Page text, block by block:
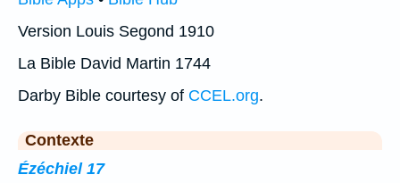
Version Louis Segond 1910
La Bible David Martin 1744
Darby Bible courtesy of CCEL.org.
Contexte
Ézéchiel 17